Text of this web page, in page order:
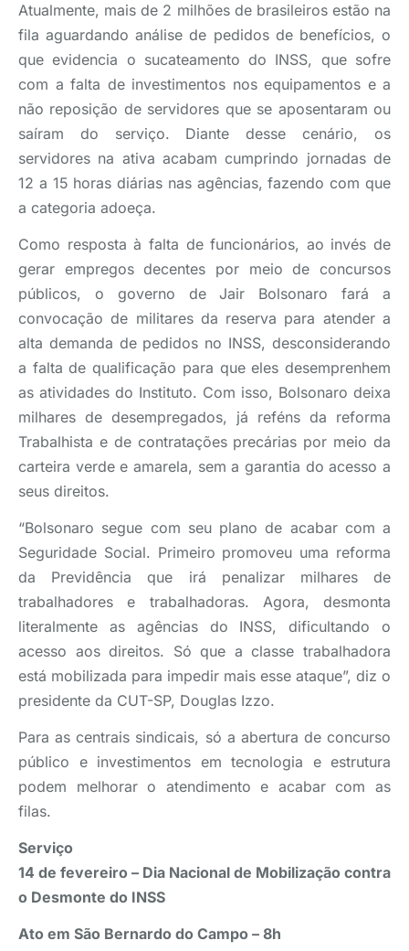
Atualmente, mais de 2 milhões de brasileiros estão na
fila aguardando análise de pedidos de benefícios, o
que evidencia o sucateamento do INSS, que sofre
com a falta de investimentos nos equipamentos e a
não reposição de servidores que se aposentaram ou
saíram do serviço. Diante desse cenário, os
servidores na ativa acabam cumprindo jornadas de
12 a 15 horas diárias nas agências, fazendo com que
a categoria adoeça.
Como resposta à falta de funcionários, ao invés de
gerar empregos decentes por meio de concursos
públicos, o governo de Jair Bolsonaro fará a
convocação de militares da reserva para atender a
alta demanda de pedidos no INSS, desconsiderando
a falta de qualificação para que eles desemprenhem
as atividades do Instituto. Com isso, Bolsonaro deixa
milhares de desempregados, já reféns da reforma
Trabalhista e de contratações precárias por meio da
carteira verde e amarela, sem a garantia do acesso a
seus direitos.
“Bolsonaro segue com seu plano de acabar com a
Seguridade Social. Primeiro promoveu uma reforma
da Previdência que irá penalizar milhares de
trabalhadores e trabalhadoras. Agora, desmonta
literalmente as agências do INSS, dificultando o
acesso aos direitos. Só que a classe trabalhadora
está mobilizada para impedir mais esse ataque”, diz o
presidente da CUT-SP, Douglas Izzo.
Para as centrais sindicais, só a abertura de concurso
público e investimentos em tecnologia e estrutura
podem melhorar o atendimento e acabar com as
filas.
Serviço
14 de fevereiro – Dia Nacional de Mobilização contra
o Desmonte do INSS
Ato em São Bernardo do Campo – 8h